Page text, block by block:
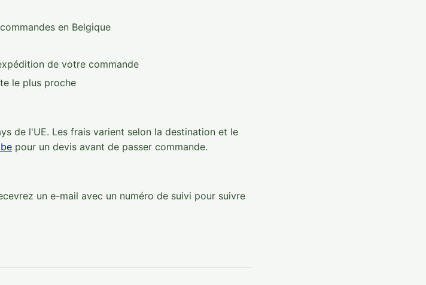
en Belgique
de votre commande
le plus proche
de l'UE. Les frais varient selon la destination et le
pour un devis avant de passer commande.
un e-mail avec un numéro de suivi pour suivre